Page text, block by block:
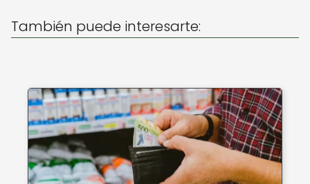
p o
k
También puede interesarte: